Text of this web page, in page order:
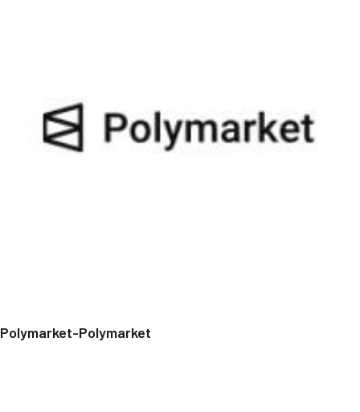
Polymarket-Polymarket